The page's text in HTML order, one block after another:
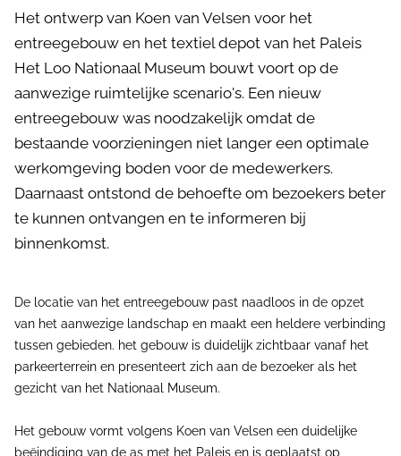
Het ontwerp van Koen van Velsen voor het
entreegebouw en het textiel depot van het Paleis
Het Loo Nationaal Museum bouwt voort op de
aanwezige ruimtelijke scenario's. Een nieuw
entreegebouw was noodzakelijk omdat de
bestaande voorzieningen niet langer een optimale
werkomgeving boden voor de medewerkers.
Daarnaast ontstond de behoefte om bezoekers beter
te kunnen ontvangen en te informeren bij
binnenkomst.
De locatie van het entreegebouw past naadloos in de opzet
van het aanwezige landschap en maakt een heldere verbinding
tussen gebieden. het gebouw is duidelijk zichtbaar vanaf het
parkeerterrein en presenteert zich aan de bezoeker als het
gezicht van het Nationaal Museum.
Het gebouw vormt volgens Koen van Velsen een duidelijke
beëindiging van de as met het Paleis en is geplaatst op